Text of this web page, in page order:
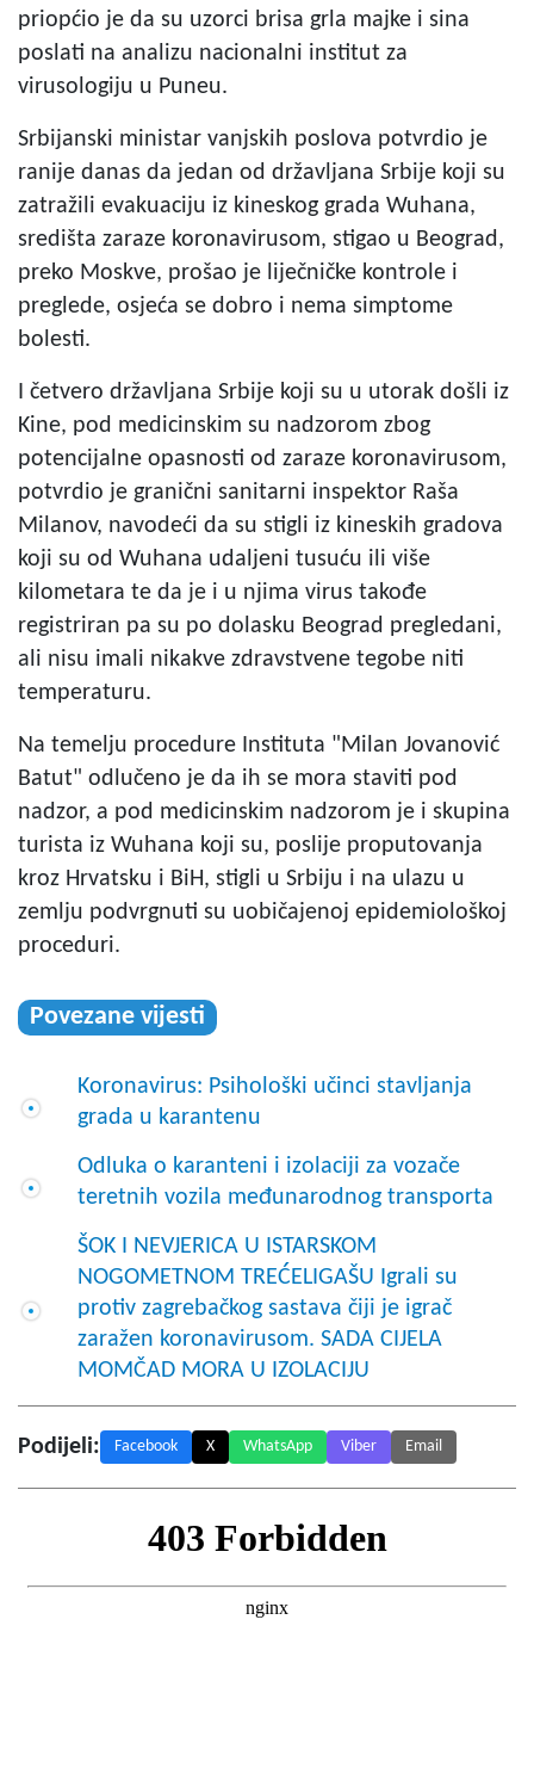
priopćio je da su uzorci brisa grla majke i sina
poslati na analizu nacionalni institut za
virusologiju u Puneu.
Srbijanski ministar vanjskih poslova potvrdio je
ranije danas da jedan od državljana Srbije koji su
zatražili evakuaciju iz kineskog grada Wuhana,
središta zaraze koronavirusom, stigao u Beograd,
preko Moskve, prošao je liječničke kontrole i
preglede, osjeća se dobro i nema simptome
bolesti.
I četvero državljana Srbije koji su u utorak došli iz
Kine, pod medicinskim su nadzorom zbog
potencijalne opasnosti od zaraze koronavirusom,
potvrdio je granični sanitarni inspektor Raša
Milanov, navodeći da su stigli iz kineskih gradova
koji su od Wuhana udaljeni tusuću ili više
kilometara te da je i u njima virus takođe
registriran pa su po dolasku Beograd pregledani,
ali nisu imali nikakve zdravstvene tegobe niti
temperaturu.
Na temelju procedure Instituta "Milan Jovanović
Batut" odlučeno je da ih se mora staviti pod
nadzor, a pod medicinskim nadzorom je i skupina
turista iz Wuhana koji su, poslije proputovanja
kroz Hrvatsku i BiH, stigli u Srbiju i na ulazu u
zemlju podvrgnuti su uobičajenoj epidemiološkoj
proceduri.
Povezane vijesti
Koronavirus: Psihološki učinci stavljanja
grada u karantenu
Odluka o karanteni i izolaciji za vozače
teretnih vozila međunarodnog transporta
ŠOK I NEVJERICA U ISTARSKOM
NOGOMETNOM TREĆELIGAŠU Igrali su
protiv zagrebačkog sastava čiji je igrač
zaražen koronavirusom. SADA CIJELA
MOMČAD MORA U IZOLACIJU
Podijeli: Facebook X WhatsApp Viber Email